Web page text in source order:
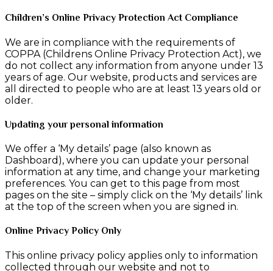
Children’s Online Privacy Protection Act Compliance
We are in compliance with the requirements of
COPPA (Childrens Online Privacy Protection Act), we
do not collect any information from anyone under 13
years of age. Our website, products and services are
all directed to people who are at least 13 years old or
older.
Updating your personal information
We offer a ‘My details’ page (also known as
Dashboard), where you can update your personal
information at any time, and change your marketing
preferences. You can get to this page from most
pages on the site – simply click on the ‘My details’ link
at the top of the screen when you are signed in.
Online Privacy Policy Only
This online privacy policy applies only to information
collected through our website and not to